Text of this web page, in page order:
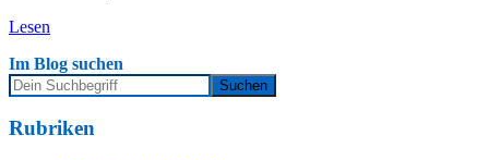
Lesen
Im Blog suchen
Rubriken